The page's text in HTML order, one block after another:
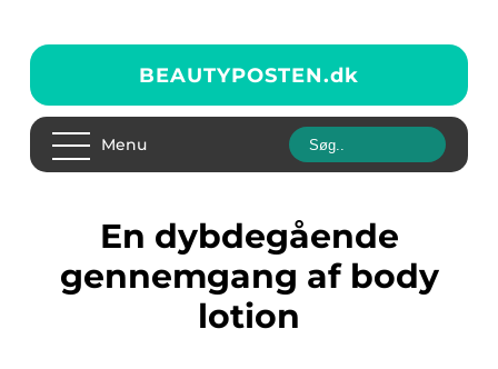
BEAUTYPOSTEN.dk
Menu
En dybdegående
gennemgang af body
lotion